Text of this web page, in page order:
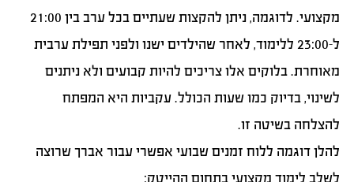
מקצועי. לדוגמה, ניתן להקצות שעתיים בכל ערב בין 21:00
ל-23:00 ללימוד, לאחר שהילדים ישנו ולפני תפילת ערבית
מאוחרת. בלוקים אלו צריכים להיות קבועים ולא ניתנים
לשינוי, בדיוק כמו שעות הכולל. עקביות היא המפתח
להצלחה בשיטה זו.
להלן דוגמה ללוח זמנים שבועי אפשרי עבור אברך שרוצה
לשלב לימוד מקצועי בתחום ההייטק: